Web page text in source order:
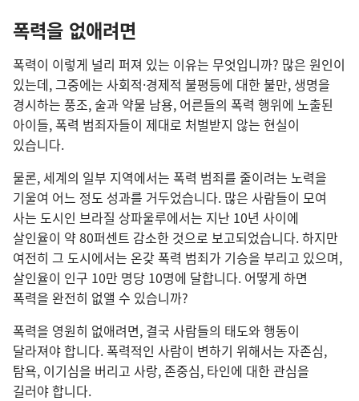
폭력을 없애려면
폭력이 이렇게 널리 퍼져 있는 이유는 무엇입니까? 많은 원인이
있는데, 그중에는 사회적·경제적 불평등에 대한 불만, 생명을
경시하는 풍조, 술과 약물 남용, 어른들의 폭력 행위에 노출된
아이들, 폭력 범죄자들이 제대로 처벌받지 않는 현실이
있습니다.
물론, 세계의 일부 지역에서는 폭력 범죄를 줄이려는 노력을
기울여 어느 정도 성과를 거두었습니다. 많은 사람들이 모여
사는 도시인 브라질 상파울루에서는 지난 10년 사이에
살인율이 약 80퍼센트 감소한 것으로 보고되었습니다. 하지만
여전히 그 도시에서는 온갖 폭력 범죄가 기승을 부리고 있으며,
살인율이 인구 10만 명당 10명에 달합니다. 어떻게 하면
폭력을 완전히 없앨 수 있습니까?
폭력을 영원히 없애려면, 결국 사람들의 태도와 행동이
달라져야 합니다. 폭력적인 사람이 변하기 위해서는 자존심,
탐욕, 이기심을 버리고 사랑, 존중심, 타인에 대한 관심을
길러야 합니다.